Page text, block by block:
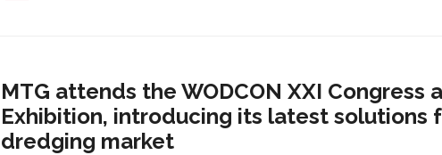
MTG attends the WODCON XXI Congress
Exhibition, introducing its latest solutions
dredging market